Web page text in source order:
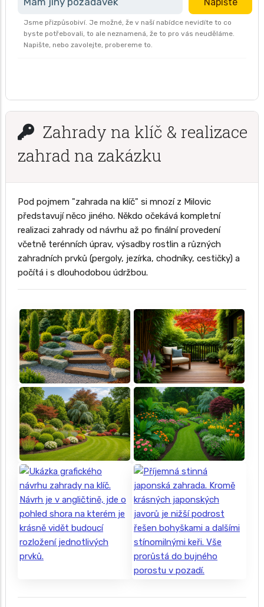
Jsme přizpůsobiví. Je možné, že v naší nabídce nevidíte to co
byste potřebovali, to ale neznamená, že to pro vás neuděláme.
Napište, nebo zavolejte, probereme to.
Zahrady na klíč & realizace
zahrad na zakázku
Pod pojmem "zahrada na klíč" si mnozí z Milovic
představují něco jiného. Někdo očekává kompletní
realizaci zahrady od návrhu až po finální provedení
včetně terénních úprav, výsadby rostlin a různých
zahradních prvků (pergoly, jezírka, chodníky, cestičky) a
počítá i s dlouhodobou údržbou.